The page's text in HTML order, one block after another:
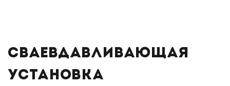
Сваевдавливающая
установка